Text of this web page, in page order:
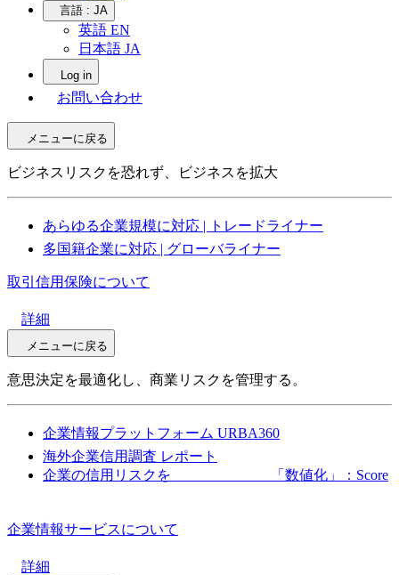
言語 : JA
英語 EN
日本語 JA
Log in
お問い合わせ
メニューに戻る
ビジネスリスクを恐れず、ビジネスを拡大
あらゆる企業規模に対応 | トレードライナー
多国籍企業に対応 | グローバライナー
取引信用保険について
詳細
メニューに戻る
意思決定を最適化し、商業リスクを管理する。
企業情報プラットフォーム URBA360
海外企業信用調査 レポート
企業の信用リスクを 「数値化」：Score
企業情報サービスについて
詳細